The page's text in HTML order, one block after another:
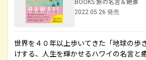
2022.05.26 発売
世界を４０年以上歩いてきた「地球の歩
けする、人生を輝かせるハワイの名言と